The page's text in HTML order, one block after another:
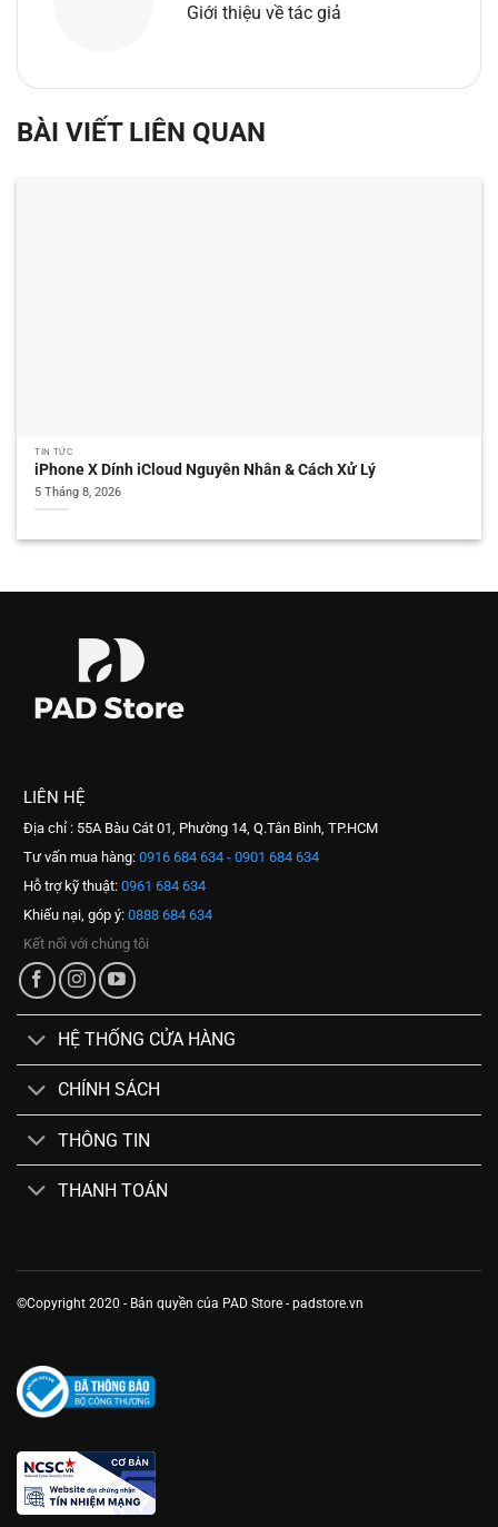
Giới thiệu về tác giả
BÀI VIẾT LIÊN QUAN
TIN TỨC
iPhone X Dính iCloud Nguyên Nhân & Cách Xử Lý
5 Tháng 8, 2026
LIÊN HỆ
Địa chỉ : 55A Bàu Cát 01, Phường 14, Q.Tân Bình, TP.HCM
Tư vấn mua hàng: 0916 684 634 - 0901 684 634
Hỗ trợ kỹ thuật: 0961 684 634
Khiếu nại, góp ý: 0888 684 634
Kết nối với chúng tôi
HỆ THỐNG CỬA HÀNG
CHÍNH SÁCH
THÔNG TIN
THANH TOÁN
©Copyright 2020 - Bản quyền của PAD Store - padstore.vn